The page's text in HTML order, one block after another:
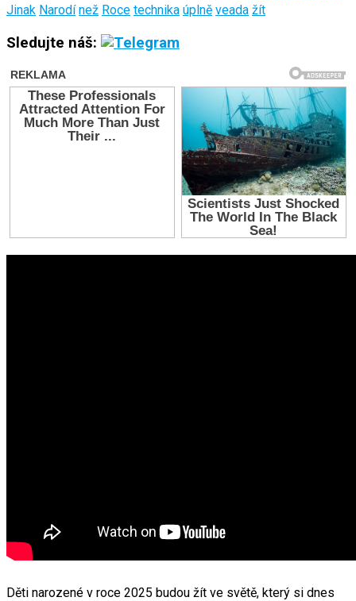
Jinak Narodí než Roce technika úplně veada žít
Sledujte náš:
Děti narozené v roce 2025 budou žít ve světě, který si dnes